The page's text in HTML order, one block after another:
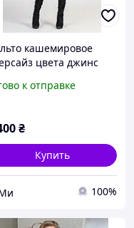
кашемировое
цвета джинс
к отправке
₴
Купить
100%